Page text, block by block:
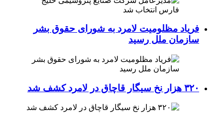
فریاد مظلومیت لامرد به شورای حقوق بشر
سازمان ملل رسید
۳۲۰ هزار نخ سیگار قاچاق در لامرد کشف شد